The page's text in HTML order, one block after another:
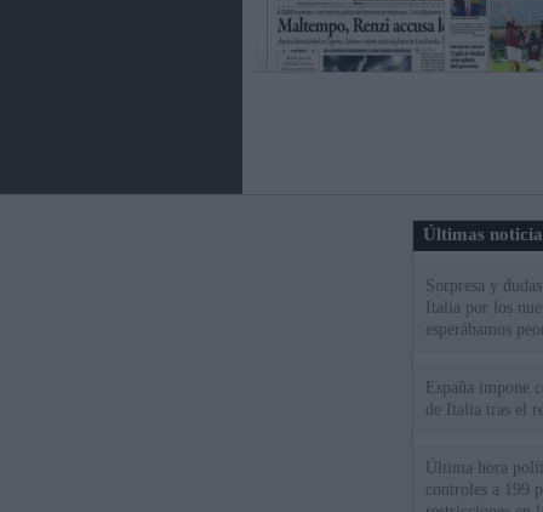
Últimas
Sorpresa y
Italia por los
esperábamos
España impone
de Italia tras el
Última hora
controles a 199